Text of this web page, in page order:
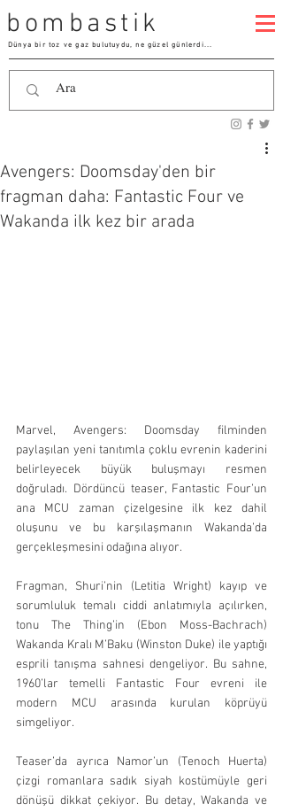
bombastik
Dünya bir toz ve gaz bulutuydu, ne güzel günlerdi...
Avengers: Doomsday'den bir
fragman daha: Fantastic Four ve
Wakanda ilk kez bir arada
Marvel, Avengers: Doomsday filminden
paylaşılan yeni tanıtımla çoklu evrenin kaderini
belirleyecek büyük buluşmayı resmen
doğruladı. Dördüncü teaser, Fantastic Four’un
ana MCU zaman çizelgesine ilk kez dahil
oluşunu ve bu karşılaşmanın Wakanda’da
gerçekleşmesini odağına alıyor.
Fragman, Shuri’nin (Letitia Wright) kayıp ve
sorumluluk temalı ciddi anlatımıyla açılırken,
tonu The Thing’in (Ebon Moss-Bachrach)
Wakanda Kralı M’Baku (Winston Duke) ile yaptığı
esprili tanışma sahnesi dengeliyor. Bu sahne,
1960’lar temelli Fantastic Four evreni ile
modern MCU arasında kurulan köprüyü
simgeliyor.
Teaser’da ayrıca Namor’un (Tenoch Huerta)
çizgi romanlara sadık siyah kostümüyle geri
dönüşü dikkat çekiyor. Bu detay, Wakanda ve